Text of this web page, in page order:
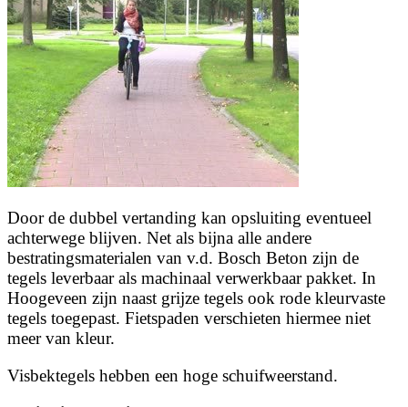
Door de dubbel vertanding kan opsluiting eventueel
achterwege blijven. Net als bijna alle andere
bestratingsmaterialen van v.d. Bosch Beton zijn de
tegels leverbaar als machinaal verwerkbaar pakket. In
Hoogeveen zijn naast grijze tegels ook rode kleurvaste
tegels toegepast. Fietspaden verschieten hiermee niet
meer van kleur.
Visbektegels hebben een hoge schuifweerstand.